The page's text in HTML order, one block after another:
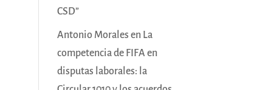
CSD”
Antonio Morales en La
competencia de FIFA en
disputas laborales: la